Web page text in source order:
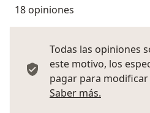
18 opiniones
Todas las opiniones
este motivo, los
pagar para
Saber más.